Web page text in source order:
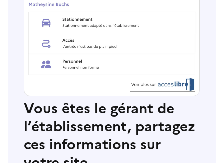
Vous êtes le gérant de
l’établissement, partagez
ces informations sur